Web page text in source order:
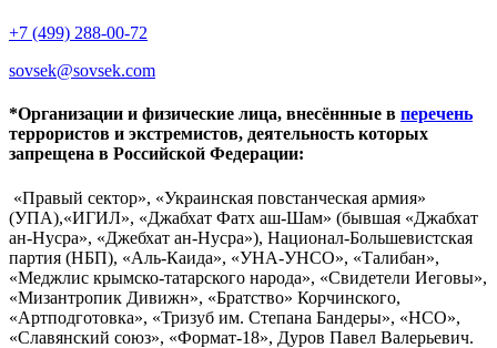
+7 (499) 288-00-72
sovsek@sovsek.com
*Организации и физические лица, внесённные в перечень
террористов и экстремистов, деятельность которых
запрещена в Российской Федерации:
«Правый сектор», «Украинская повстанческая армия»
(УПА),«ИГИЛ», «Джабхат Фатх аш-Шам» (бывшая «Джабхат
ан-Нусра», «Джебхат ан-Нусра»), Национал-Большевистская
партия (НБП), «Аль-Каида», «УНА-УНСО», «Талибан»,
«Меджлис крымско-татарского народа», «Свидетели Иеговы»,
«Мизантропик Дивижн», «Братство» Корчинского,
«Артподготовка», «Тризуб им. Степана Бандеры», «НСО»,
«Славянский союз», «Формат-18», Дуров Павел Валерьевич.